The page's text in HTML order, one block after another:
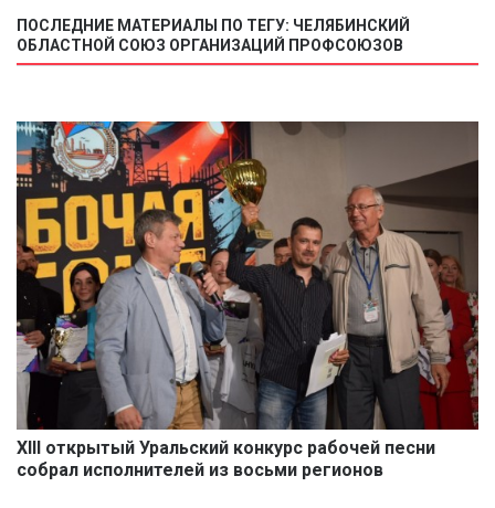
ПОСЛЕДНИЕ МАТЕРИАЛЫ ПО ТЕГУ: ЧЕЛЯБИНСКИЙ
ОБЛАСТНОЙ СОЮЗ ОРГАНИЗАЦИЙ ПРОФСОЮЗОВ
XIII открытый Уральский конкурс рабочей песни
собрал исполнителей из восьми регионов